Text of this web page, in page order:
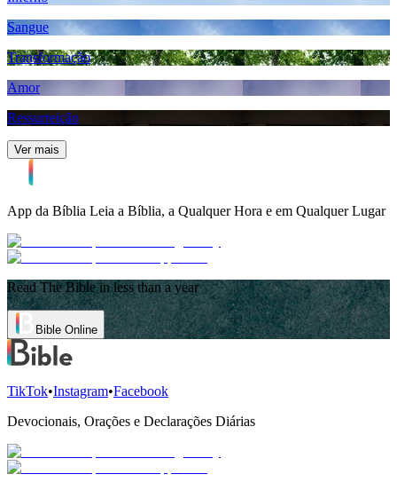
Sangue
Transformação
Amor
Ressurreição
Ver mais
App da Bíblia Leia a Bíblia, a Qualquer Hora e em Qualquer Lugar
Read The Bible in less than a year
Bible Online
TikTok•Instagram•Facebook
Devocionais, Orações e Declarações Diárias